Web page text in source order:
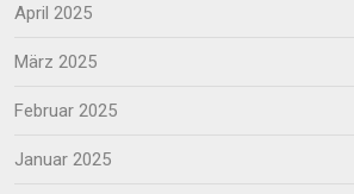
April 2025
März 2025
Februar 2025
Januar 2025